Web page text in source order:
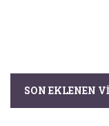
SON EKLENEN